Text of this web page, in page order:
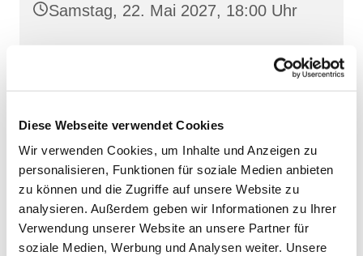
Diese Webseite verwendet Cookies
Wir verwenden Cookies, um Inhalte und Anzeigen zu
personalisieren, Funktionen für soziale Medien anbieten
zu können und die Zugriffe auf unsere Website zu
analysieren. Außerdem geben wir Informationen zu Ihrer
Verwendung unserer Website an unsere Partner für
soziale Medien, Werbung und Analysen weiter. Unsere
Samstag, 22. Mai 2027, 18:00 Uhr
St. Josef, Stralsund, Jungfernstieg